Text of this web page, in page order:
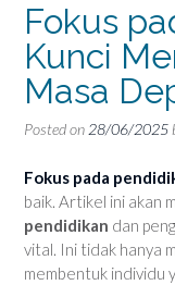
Fokus
Kunci
Masa
Posted on 28/06/2025
Fokus pada
baik. Artikel ini akan
pendidikan dan
vital. Ini tidak hanya
membentuk individu